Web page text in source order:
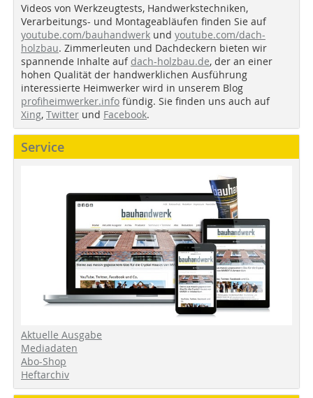
Videos von Werkzeugtests, Handwerkstechniken,
Verarbeitungs- und Montageabläufen finden Sie auf
youtube.com/bauhandwerk und youtube.com/dach-
holzbau. Zimmerleuten und Dachdeckern bieten wir
spannende Inhalte auf dach-holzbau.de, der an einer
hohen Qualität der handwerklichen Ausführung
interessierte Heimwerker wird in unserem Blog
profiheimwerker.info fündig. Sie finden uns auch auf
Xing, Twitter und Facebook.
Service
Aktuelle Ausgabe
Mediadaten
Abo-Shop
Heftarchiv